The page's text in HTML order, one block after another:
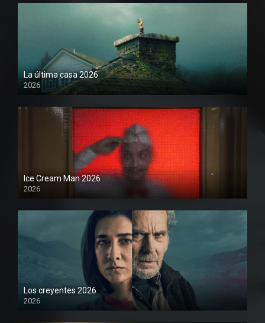
La última casa 2026
2026
Ice Cream Man 2026
2026
Los creyentes 2026
2026
1080P